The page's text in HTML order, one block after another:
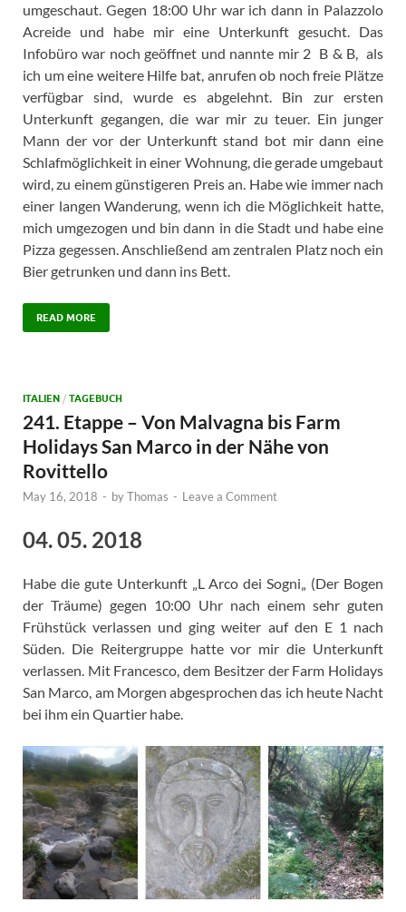
umgeschaut. Gegen 18:00 Uhr war ich dann in Palazzolo
Acreide und habe mir eine Unterkunft gesucht. Das
Infobüro war noch geöffnet und nannte mir 2 B & B, als
ich um eine weitere Hilfe bat, anrufen ob noch freie Plätze
verfügbar sind, wurde es abgelehnt. Bin zur ersten
Unterkunft gegangen, die war mir zu teuer. Ein junger
Mann der vor der Unterkunft stand bot mir dann eine
Schlafmöglichkeit in einer Wohnung, die gerade umgebaut
wird, zu einem günstigeren Preis an. Habe wie immer nach
einer langen Wanderung, wenn ich die Möglichkeit hatte,
mich umgezogen und bin dann in die Stadt und habe eine
Pizza gegessen. Anschließend am zentralen Platz noch ein
Bier getrunken und dann ins Bett.
READ MORE
ITALIEN / TAGEBUCH
241. Etappe – Von Malvagna bis Farm
Holidays San Marco in der Nähe von
Rovittello
May 16, 2018 - byThomas - Leave a Comment
04. 05. 2018
Habe die gute Unterkunft „L Arco dei Sogni„ (Der Bogen
der Träume) gegen 10:00 Uhr nach einem sehr guten
Frühstück verlassen und ging weiter auf den E 1 nach
Süden. Die Reitergruppe hatte vor mir die Unterkunft
verlassen. Mit Francesco, dem Besitzer der Farm Holidays
San Marco, am Morgen abgesprochen das ich heute Nacht
bei ihm ein Quartier habe.